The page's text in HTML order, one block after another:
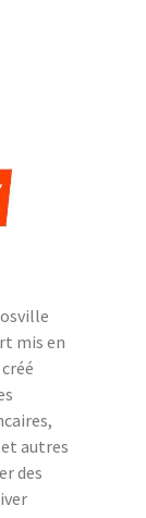
mis en
autres
des